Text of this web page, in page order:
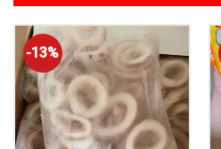
-13%